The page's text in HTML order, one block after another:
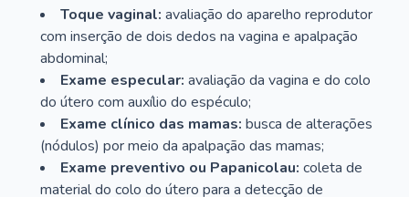
Toque vaginal: avaliação do aparelho reprodutor
com inserção de dois dedos na vagina e apalpação
abdominal;
Exame especular: avaliação da vagina e do colo
do útero com auxílio do espéculo;
Exame clínico das mamas: busca de alterações
(nódulos) por meio da apalpação das mamas;
Exame preventivo ou Papanicolau: coleta de
material do colo do útero para a detecção de